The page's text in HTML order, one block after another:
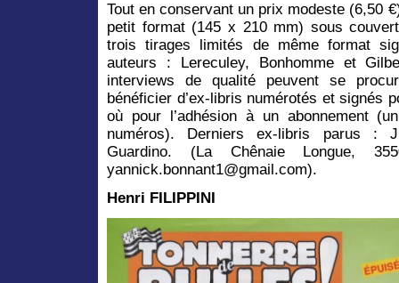
Tout en conservant un prix modeste (6,50
petit format (145 x 210 mm) sous
trois tirages limités de même format
auteurs : Lereculey, Bonhomme et
interviews de qualité peuvent se
bénéficier d’ex-libris numérotés et signés
où pour l’adhésion à un abonnement
numéros). Derniers ex-libris parus :
Guardino. (La Chênaie Longue,
yannick.bonnant1@gmail.com).
Henri FILIPPINI